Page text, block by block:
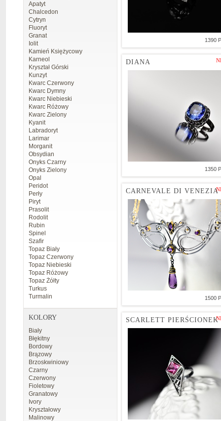
Apatyt
Chalcedon
Cytryn
Fluoryt
Granat
Iolit
Kamień Księżycowy
Karneol
Kryształ Górski
Kunzyt
Kwarc Czerwony
Kwarc Dymny
Kwarc Niebieski
Kwarc Różowy
Kwarc Zielony
Kyanit
Labradoryt
Larimar
Morganit
Obsydian
Onyks Czarny
Onyks Zielony
Opal
Peridot
Perły
Piryt
Prasolit
Rodolit
Rubin
Spinel
Szafir
Topaz Biały
Topaz Czerwony
Topaz Niebieski
Topaz Różowy
Topaz Żółty
Turkus
Turmalin
KOLORY
Biały
Błękitny
Bordowy
Brązowy
Brzoskwiniowy
Czarny
Czerwony
Fioletowy
Granatowy
Ivory
Kryształowy
Malinowy
1390
DIANA
1350
CARNEVALE DI VENEZIA
1500
SCARLETT PIERŚCIONEK